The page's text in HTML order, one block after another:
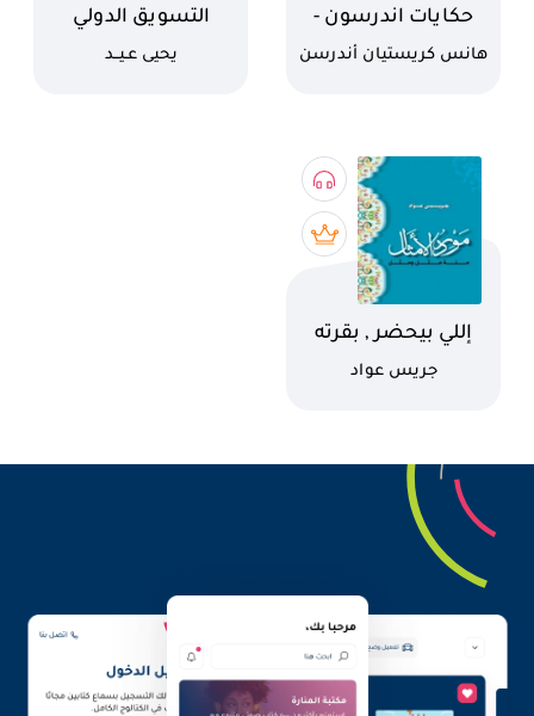
اسم الكتاب
حكايات اندرسون -
عقلة الاصبع كاتب
هانس كريستيان أندرسن
اسم الكتاب
التسويق الدولي
والمصدر الناجح
كاتب
يحيى عـيــد
اسم الكتاب
إللي بيحضر , بقرته
بتجيب ثور أبرق
كاتب
جريس عواد